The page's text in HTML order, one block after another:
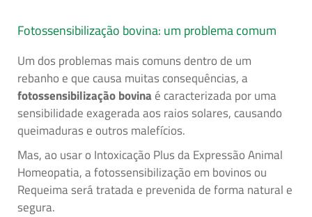
Fotossensibilização bovina: um problema comum
Um dos problemas mais comuns dentro de um
rebanho e que causa muitas consequências, a
fotossensibilização bovina é caracterizada por uma
sensibilidade exagerada aos raios solares, causando
queimaduras e outros malefícios.
Mas, ao usar o Intoxicação Plus da Expressão Animal
Homeopatia, a fotossensibilização em bovinos ou
Requeima será tratada e prevenida de forma natural e
segura.